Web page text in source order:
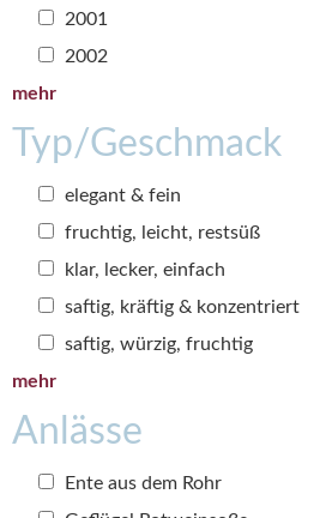
2001
2002
mehr
Typ/Geschmack
elegant & fein
fruchtig, leicht, restsüß
klar, lecker, einfach
saftig, kräftig & konzentriert
saftig, würzig, fruchtig
mehr
Anlässe
Ente aus dem Rohr